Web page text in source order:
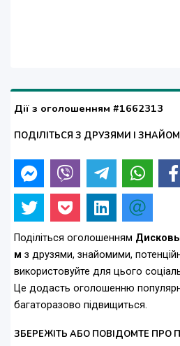
Дії з оголошенням #1662313
ПОДІЛІТЬСЯ З ДРУЗЯМИ І
Поділіться оголошенням
м з друзями, знайомими,
використовуйте для цього
Це додасть оголошенню
багаторазово підвищиться.
ЗБЕРЕЖІТЬ АБО ПОВІДОМТЕ ПРО